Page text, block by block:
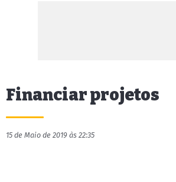
Financiar projetos
15 de Maio de 2019 às 22:35